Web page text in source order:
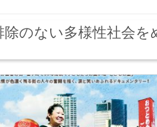
のない多様性社会を